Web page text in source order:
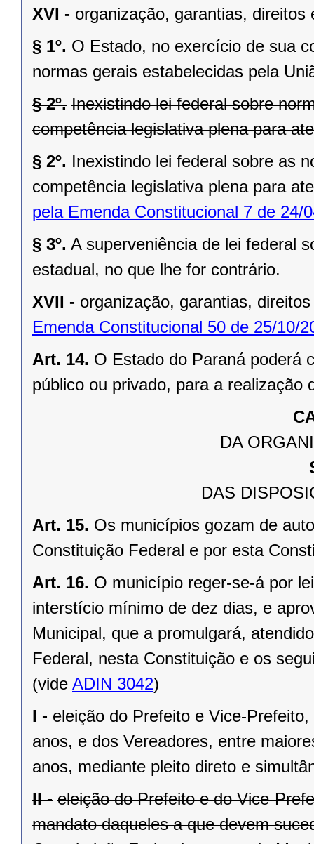
XVI - organização, garantias,
§ 1º. O Estado, no exercício de sua
normas gerais estabelecidas pela
§ 2º. Inexistindo lei federal sobre
competência legislativa plena para
§ 2º. Inexistindo lei federal sobre as
competência legislativa plena para
pela Emenda Constitucional 7 de 24/
§ 3º. A superveniência de lei federal
estadual, no que lhe for contrário.
XVII - organização, garantias,
Emenda Constitucional 50 de 25/10/
Art. 14. O Estado do Paraná poderá
público ou privado, para a realização
DA
DAS
Art. 15. Os municípios gozam de
Constituição Federal e por esta
Art. 16. O município reger-se-á por
interstício mínimo de dez dias, e
Municipal, que a promulgará,
Federal, nesta Constituição e os
(vide ADIN 3042)
I - eleição do Prefeito e Vice-
anos, e dos Vereadores, entre
anos, mediante pleito direto e
II - eleição do Prefeito e do Vice-
mandato daqueles a que devem